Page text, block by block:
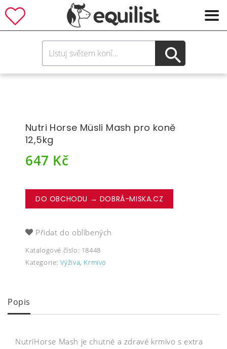
Nutri Horse Müsli Mash pro koně
12,5kg
647 Kč
DO OBCHODU → DOBRÁ-MISKA.CZ
Přidat do oblíbených
Katalogové číslo: 18448
Kategorie: Výživa, Krmivo
Popis
NutriHorse Mash je chutné a zdravé krmivo s extra